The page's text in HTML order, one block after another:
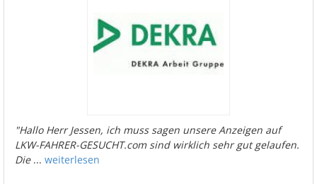
"Hallo Herr Jessen, ich muss sagen unsere Anzeigen auf
LKW-FAHRER-GESUCHT.com sind wirklich sehr gut gelaufen.
Die... weiterlesen